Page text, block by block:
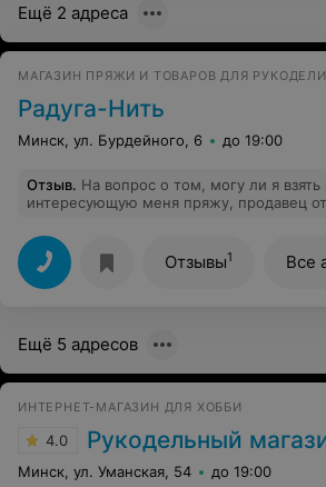
Ещё 2 адреса
МАГАЗИН ПРЯЖИ И ТОВАРОВ ДЛЯ
Радуга-Нить
Минск, ул. Бурдейного, 6 до 19:00
Отзыв. На вопрос о том, могу ли я взять
интересующую меня пряжу, продавец
потом убирать все на место и что-то
духе. Была крайне удивлена, т к вяжу
ни в одном магазине для рукоделия не
такого отношения к клиенту.
Отзывы1 Все
Ещё 5 адресов
ИНТЕРНЕТ-МАГАЗИН ДЛЯ ХОББИ
4.0 Рукодельный
Минск, ул. Уманская, 54 до 19:00